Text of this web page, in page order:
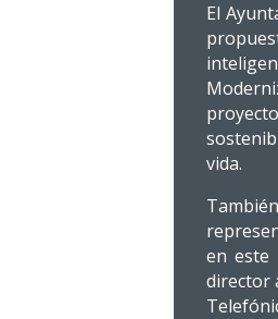
El
vida.
en este
director